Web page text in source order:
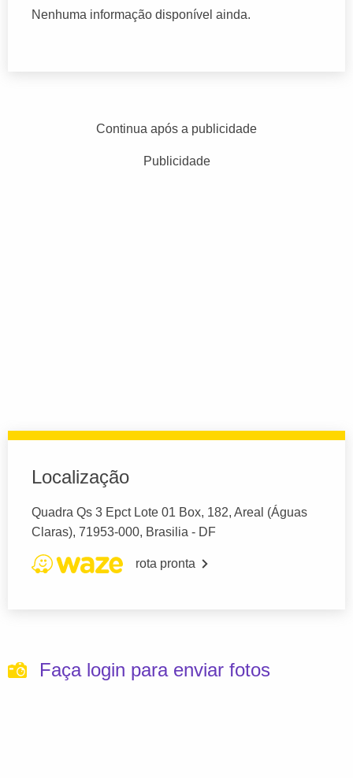
Nenhuma informação disponível ainda.
Continua após a publicidade
Publicidade
Localização
Quadra Qs 3 Epct Lote 01 Box, 182, Areal (Águas
Claras), 71953-000, Brasilia - DF
rota pronta
Faça login para enviar fotos